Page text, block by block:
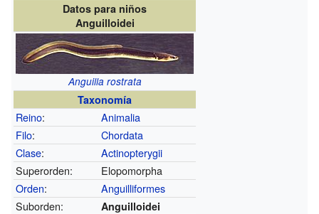
Datos para niños
Anguilloidei
Anguilla rostrata
Taxonomía
Reino:
Animalia
Filo:
Chordata
Clase:
Actinopterygii
Superorden:
Elopomorpha
Orden:
Anguilliformes
Suborden:
Anguilloidei